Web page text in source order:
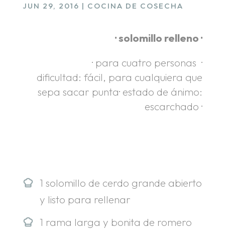
JUN 29, 2016 | COCINA DE COSECHA
· solomillo relleno ·
· para cuatro personas ·
dificultad: fácil, para cualquiera que
sepa sacar punta· estado de ánimo:
escarchado ·
1 solomillo de cerdo grande abierto
y listo para rellenar
1 rama larga y bonita de romero